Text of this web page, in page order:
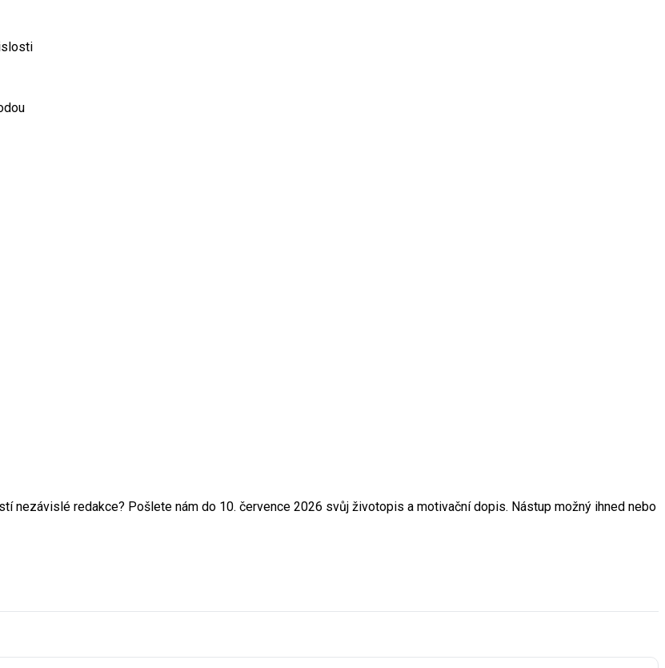
nezávislé redakce? Pošlete nám do 10. července 2026 svůj životopis a motivační dopis. Nástup možný ihned nebo